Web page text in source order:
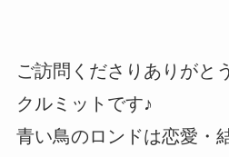
ご訪問くださりありがと
クルミットです♪
青い鳥のロンドは恋愛・